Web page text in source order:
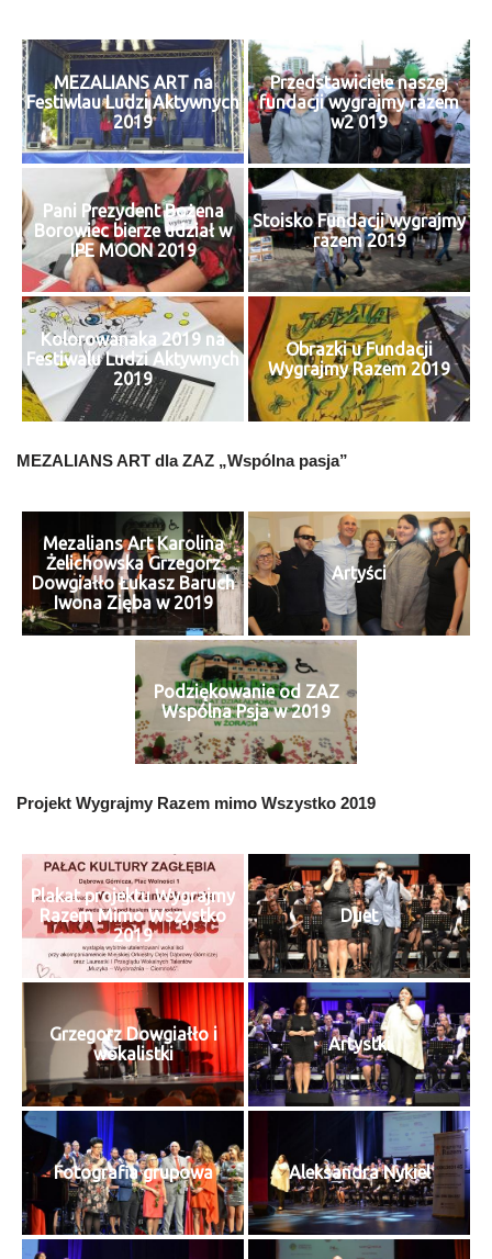
MEZALIANS ART na
Festiwlau Ludzi Aktywnych
2019
Przedstawiciele naszej
fundacji wygrajmy razem
w2 019
Pani Prezydent Bożena
Borowiec bierze udział w
IPE MOON 2019
Stoisko Fundacji wygrajmy
razem 2019
Kolorowanaka 2019 na
Festiwalu Ludzi Aktywnych
2019
Obrazki u Fundacji
Wygrajmy Razem 2019
MEZALIANS ART dla ZAZ „Wspólna pasja”
Mezalians Art Karolina
Żelichowska Grzegorz
Dowgiałło Łukasz Baruch
Iwona Zięba w 2019
Artyści
Podziękowanie od ZAZ
Wspólna Psja w 2019
Projekt Wygrajmy Razem mimo Wszystko 2019
Plakat projektu Wygrajmy
Razem Mimo Wszystko
2019
Duet
Grzegorz Dowgiałło i
wokalistki
Artystki
Fotografia grupowa Aleksandra Nykiel